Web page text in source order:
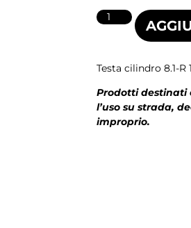
Testa cilindro 8.1-
Prodotti destinati
l’uso su strada,
improprio.